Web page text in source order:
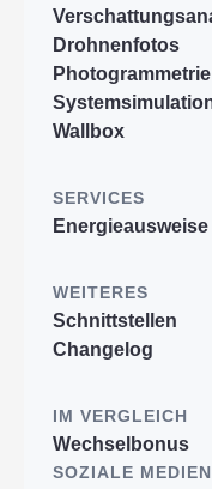
Drohnenfotos
Photogrammetrie
Wallbox
SERVICES
Energieausweise
WEITERES
Schnittstellen
Changelog
IM VERGLEICH
Wechselbonus
SOZIALE MEDIEN